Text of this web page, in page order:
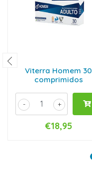
Viterra Homem 30
comprimidos
+
-
€18,95